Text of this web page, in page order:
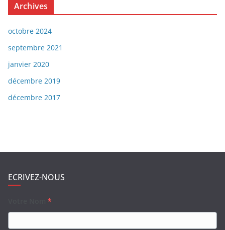
Archives
octobre 2024
septembre 2021
janvier 2020
décembre 2019
décembre 2017
ECRIVEZ-NOUS
*